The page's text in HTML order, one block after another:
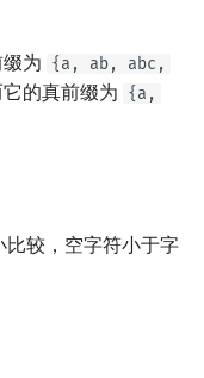
几里德算法
树与 Farey
为 {a, ab, abc,
它的真前缀为 {a,
比较，空字符小于字